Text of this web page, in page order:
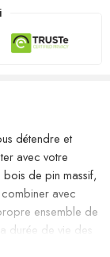
détendre et
avec votre
de pin massif,
avec
ensemble de
durée de vie des
les protéger avec